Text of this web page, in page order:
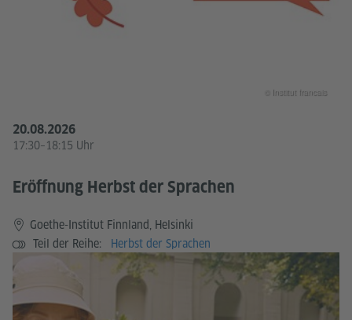
20.08.2026
17:30–18:15 Uhr
Eröffnung Herbst der Sprachen
Goethe-Institut Finnland, Helsinki
Teil der Reihe:
Herbst der Sprachen
© Institut francais